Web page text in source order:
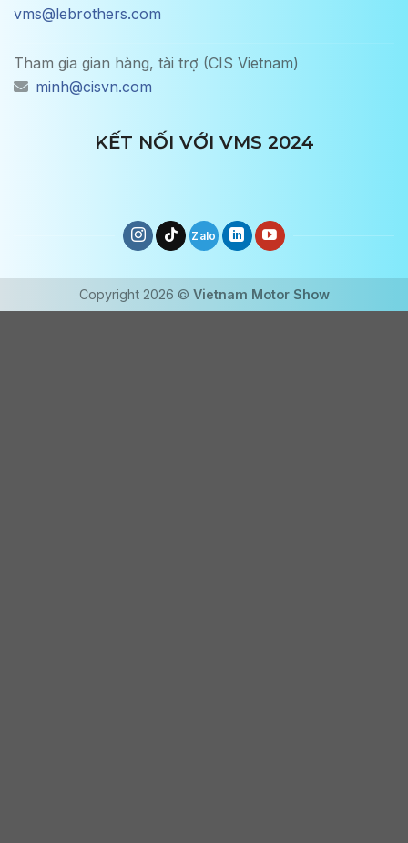
vms@lebrothers.com
Tham gia gian hàng, tài trợ (CIS Vietnam)
minh@cisvn.com
KẾT NỐI VỚI VMS 2024
Copyright 2026 © Vietnam Motor Show